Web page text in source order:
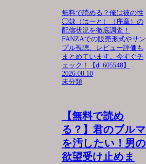
無料で読める？俺は彼の性
◯隷（はーと）（序章）の
配信状況を徹底調査！
FANZAでの販売形式やサン
プル視聴、レビュー評価も
まとめています。今すぐチ
ェック！【d_605548】
2026.08.10
未分類
【無料で読め
る？】君のブルマ
を汚したい！男の
欲望受け止めま